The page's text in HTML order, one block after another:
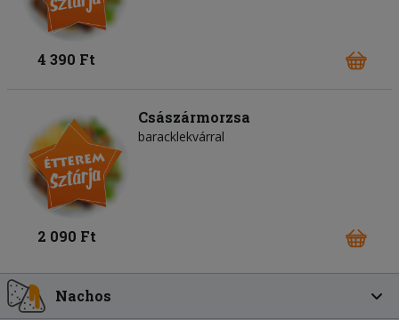
4 390 Ft
Császármorzsa
baracklekvárral
2 090 Ft
Nachos